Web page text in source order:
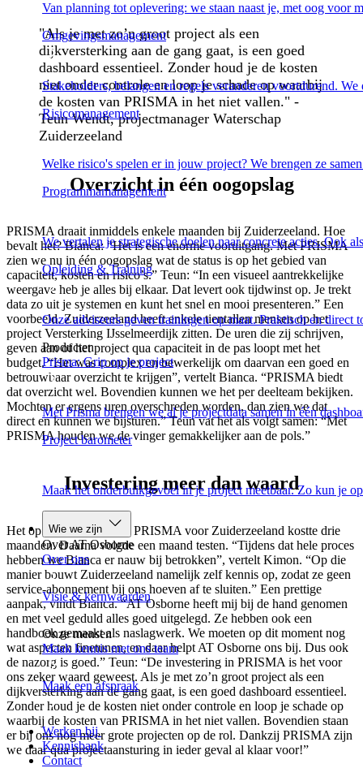
Van planning tot oplevering: we staan naast je, met oog voor
Omgevingsmanagement
Stakeholders, belangen en regels veranderen voortdurend.
Risicomanagement
Welke risico's spelen er in jouw project? We brengen ze
Programmamanagement
We vertalen je strategische doelen naar concrete acties. Ook
Opleiding & Training
Onze adviseurs geven trainingen op maat. Praktisch en direct
Producten
Prisma: Grip op je project
Met Prisma brengen we al je projectdata samen in één
Project barometer
Maak het onderbuikgevoel in je project meetbaar. Zo kun je
Wie we zijn
Over AT Osborne
Over ons
Visie & kernwaarden
Onze mensen
Maak kennis met ons team
Maak een afspraak
Werken bij
Kennisbank
Contact
"Als je met zo’n groot project als een
dijkversterking aan de gang gaat, is een goed
dashboard essentieel. Zonder houd je de kosten
niet onder controle en loop je schade op waarbij
de kosten van PRISMA in het niet vallen." -
Teun Wendt, projectmanager Waterschap
Zuiderzeeland
Overzicht in één oogopslag
PRISMA draait inmiddels enkele maanden bij Zuiderzeeland. Hoe
bevalt het? Bianca: “Het is een enorme vooruitgang. Met PRISMA
zien we nu in één oogopslag wat de status is op het gebied van
capaciteit, kosten en risico’s.” Teun: “In een visueel aantrekkelijke
weergave heb je alles bij elkaar. Dat levert ook tijdwinst op. Je trekt
data zo uit je systemen en kunt het snel en mooi presenteren.” Een
voorbeeld. Zuiderzeeland heeft enkele tientallen mensen op het
project Versterking IJsselmeerdijk zitten. De uren die zij schrijven,
geven aan of het project qua capaciteit in de pas loopt met het
budget. “Het was complex en bewerkelijk om daarvan een goed en
betrouwbaar overzicht te krijgen”, vertelt Bianca. “PRISMA biedt
dat overzicht wel. Bovendien kunnen we het per deelteam bekijken.
Mochten er ergens uren overschreden worden, dan zien we dat
direct en kunnen we bijsturen.” Teun vat het als volgt samen: “Met
PRISMA houden we de vinger gemakkelijker aan de pols.”
Investering meer dan waard
Het op maat snijden van PRISMA voor Zuiderzeeland kostte drie
maanden. Daarna volgde een maand testen. “Tijdens dat hele proces
hebben we Bianca er nauw bij betrokken”, vertelt Kimon. “Op die
manier bouwt Zuiderzeeland namelijk zelf kennis op, zodat ze geen
service-abonnement bij ons hoeven af te sluiten.” Een prettige
aanpak, vindt Bianca. “AT Osborne heeft mij bij de hand genomen
en met veel geduld alles goed uitgelegd. Ze hebben ook een
handboek gemaakt als naslagwerk. We moeten op dit moment nog
wat aspecten finetunen, en daar helpt AT Osborne ons bij. Dus ook
de nazorg is goed.” Teun: “De investering in PRISMA is het voor
ons zeker waard geweest. Als je met zo’n groot project als een
dijkversterking aan de gang gaat, is een goed dashboard essentieel.
Zonder houd je de kosten niet onder controle en loop je schade op
waarbij de kosten van PRISMA in het niet vallen. Bovendien staan
er bij ons nog meer grote projecten op de rol. Dankzij PRISMA zijn
we daar qua projectaansturing in ieder geval al klaar voor!”